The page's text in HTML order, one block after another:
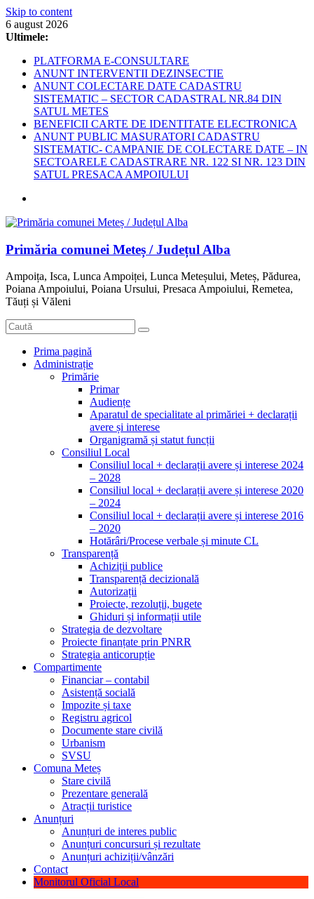
Skip to content
6 august 2026
Ultimele:
PLATFORMA E-CONSULTARE
ANUNT INTERVENTII DEZINSECTIE
ANUNT COLECTARE DATE CADASTRU
SISTEMATIC – SECTOR CADASTRAL NR.84 DIN
SATUL METES
BENEFICII CARTE DE IDENTITATE ELECTRONICA
ANUNT PUBLIC MASURATORI CADASTRU
SISTEMATIC- CAMPANIE DE COLECTARE DATE – IN
SECTOARELE CADASTRARE NR. 122 SI NR. 123 DIN
SATUL PRESACA AMPOIULUI
Primăria comunei Meteș / Județul Alba
Ampoița, Isca, Lunca Ampoiței, Lunca Meteșului, Meteș, Pădurea,
Poiana Ampoiului, Poiana Ursului, Presaca Ampoiului, Remetea,
Tăuți și Văleni
Prima pagină
Administrație
Primărie
Primar
Audiențe
Aparatul de specialitate al primăriei + declarații
avere și interese
Organigramă și statut funcții
Consiliul Local
Consiliul local + declarații avere și interese 2024
– 2028
Consiliul local + declarații avere și interese 2020
– 2024
Consiliul local + declarații avere și interese 2016
– 2020
Hotărâri/Procese verbale și minute CL
Transparență
Achiziții publice
Transparență decizională
Autorizații
Proiecte, rezoluții, bugete
Ghiduri și informații utile
Strategia de dezvoltare
Proiecte finanțate prin PNRR
Strategia anticorupție
Compartimente
Financiar – contabil
Asistență socială
Impozite și taxe
Registru agricol
Documente stare civilă
Urbanism
SVSU
Comuna Meteș
Stare civilă
Prezentare generală
Atracții turistice
Anunțuri
Anunțuri de interes public
Anunțuri concursuri și rezultate
Anunțuri achiziții/vânzări
Contact
Monitorul Oficial Local